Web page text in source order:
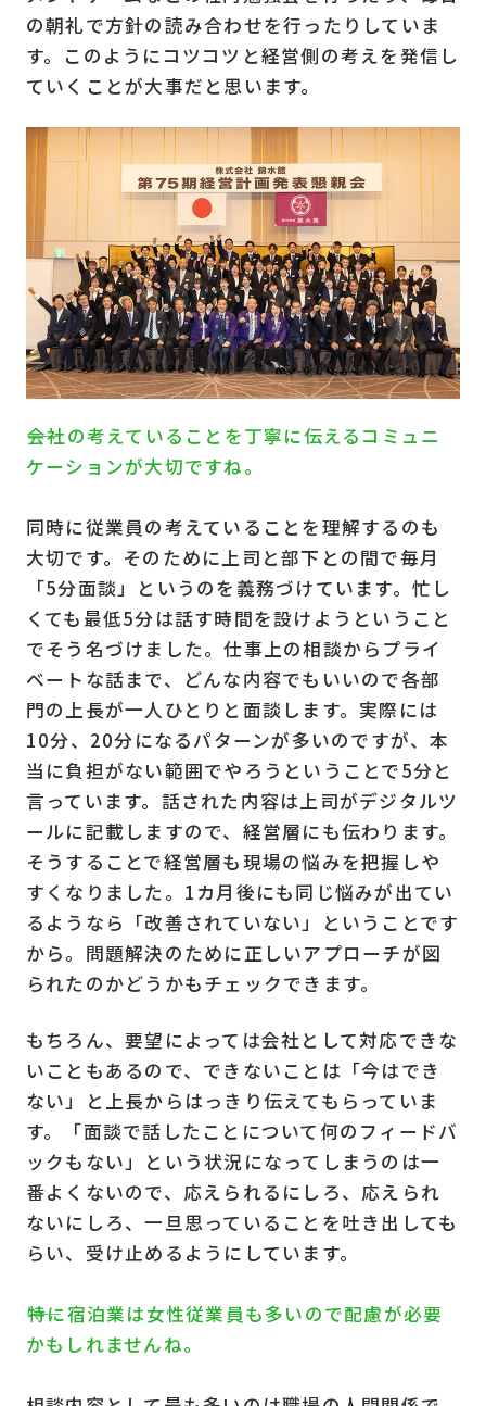
の朝礼で方針の読み合わせを行ったりしていま
す。このようにコツコツと経営側の考えを発信し
ていくことが大事だと思います。
――会社の考えていることを丁寧に伝えるコミュニ
ケーションが大切ですね。
同時に従業員の考えていることを理解するのも
大切です。そのために上司と部下との間で毎月
「5分面談」というのを義務づけています。忙し
くても最低5分は話す時間を設けようということ
でそう名づけました。仕事上の相談からプライ
ベートな話まで、どんな内容でもいいので各部
門の上長が一人ひとりと面談します。実際には
10分、20分になるパターンが多いのですが、本
当に負担がない範囲でやろうということで5分と
言っています。話された内容は上司がデジタルツ
ールに記載しますので、経営層にも伝わります。
そうすることで経営層も現場の悩みを把握しや
すくなりました。1カ月後にも同じ悩みが出てい
るようなら「改善されていない」ということです
から。問題解決のために正しいアプローチが図
られたのかどうかもチェックできます。
もちろん、要望によっては会社として対応できな
いこともあるので、できないことは「今はでき
ない」と上長からはっきり伝えてもらっていま
す。「面談で話したことについて何のフィードバ
ックもない」という状況になってしまうのは一
番よくないので、応えられるにしろ、応えられ
ないにしろ、一旦思っていることを吐き出しても
らい、受け止めるようにしています。
――特に宿泊業は女性従業員も多いので配慮が必要
かもしれませんね。